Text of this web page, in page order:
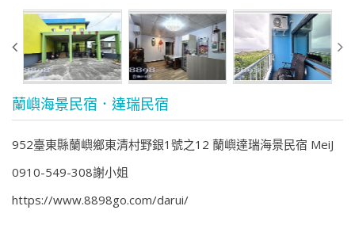
蘭嶼海景民宿．達瑞民宿
952臺東縣蘭嶼鄉東清村野銀1號之12 蘭嶼達瑞海景民宿 MeiJ
0910-549-308謝小姐
https://www.8898go.com/darui/